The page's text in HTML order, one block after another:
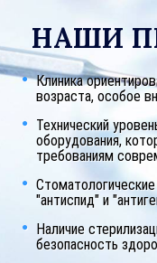
НАШИ
Клиника
возраста, особое
Технический
оборудования,
требованиям
"антиспид" и
Наличие
безопасность